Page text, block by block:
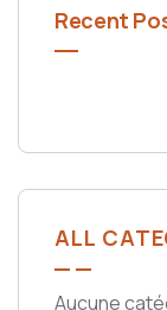
Recent
ALL
Aucune